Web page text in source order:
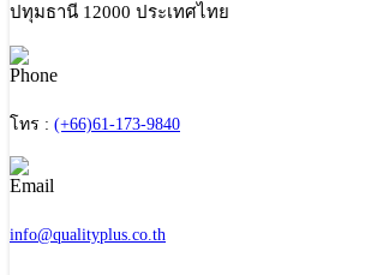
ปทุมธานี 12000 ประเทศไทย
โทร : (+66)61-173-9840
info@qualityplus.co.th